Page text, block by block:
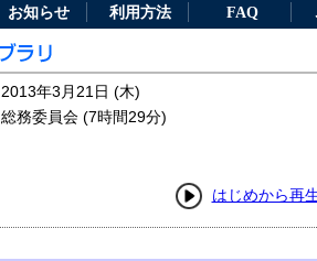
お知らせ 利用方法 FAQ
2013年3月21日 (木)
総務委員会 (7時間29分)
はじめから再